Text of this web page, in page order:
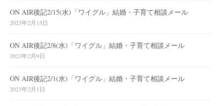
ON AIR後記2/15(水)「ワイグル」結婚・子育て相談メール
2023年2月15日
ON AIR後記2/8(水)「ワイグル」結婚・子育て相談メール
2023年2月9日
ON AIR後記2/1(水)「ワイグル」結婚・子育て相談メール
2023年2月1日